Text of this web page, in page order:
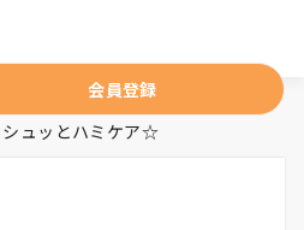
会員登録
シュッとハミケア☆